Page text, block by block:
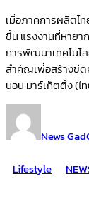
เมื่อภาคการผลิต
ขึ้น แรงงานที่หายา
การพัฒนาเทคโนโล
สำคัญเพื่อสร้างขีด
นอน มาร์เก็ตติ้ง (ไ
News
Lifestyle